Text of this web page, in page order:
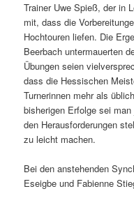
Trainer Uwe Spieß, der in
mit, dass die
Hochtouren liefen. Die
Beerbach untermauerten
Übungen seien
dass die Hessischen
Turnerinnen mehr als
bisherigen Erfolge sei
den Herausforderungen
zu leicht machen.
Bei den anstehenden
Eseigbe und Fabienne